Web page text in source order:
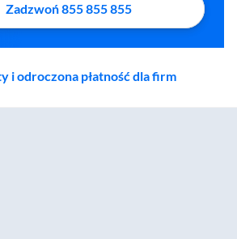
Zadzwoń 855 855 855
i odroczona płatność dla firm